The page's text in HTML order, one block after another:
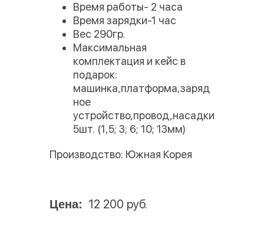
Время работы- 2 часа
Время зарядки-1 час
Вес 290гр.
Максимальная
комплектация и кейс в
подарок:
машинка,платформа,заряд
ное
устройство,провод,насадки
5шт. (1,5; 3; 6; 10; 13мм)
Производство: Южная Корея
Цена: 12 200 руб.